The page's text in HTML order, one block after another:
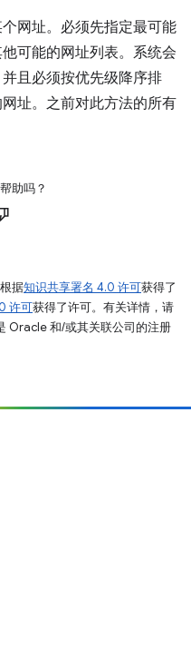
网址。必须先指定最可能
可能的网址列表。系统会
且必须按优先级降序排
址。之前对此方法的所有
助吗？
据知识共享署名 4.0 许可获得了
许可获得了许可。有关详情，请
Oracle 和/或其关联公司的注册